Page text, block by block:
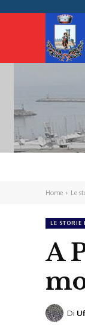
Home Le
LE STORIE
A
Di